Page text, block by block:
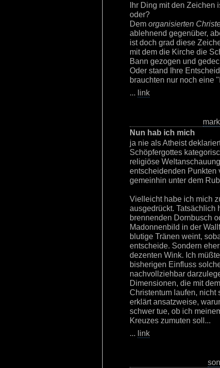
Ihr Ding mit den Zeichen
oder?
Dem organisierten
ablehnend gegenüber,
ist doch grad diese
mit dem die Kirche die
Bann gezogen und
Oder stand Ihre
brauchten nur noch eine
... link
Nun hab ich mich
ja nie als Atheist
Schöpfergottes
religiöse
entscheidenden Punkten
gemeinhin unter dem
Vielleicht habe ich mich
ausgedrückt. Tatsächlich
brennenden Dornbusch
Madonnenbild in der
blutige Tränen weint,
entscheide. Sondern
dezenten Wink. Ich
bisherigen Einfluss
nachvollziehbar
Dimensionen, die mit
Christentum laufen, nicht
erklärt ansatzweise,
schwer tue, ob ich
Kreuzes zumuten soll...
... link